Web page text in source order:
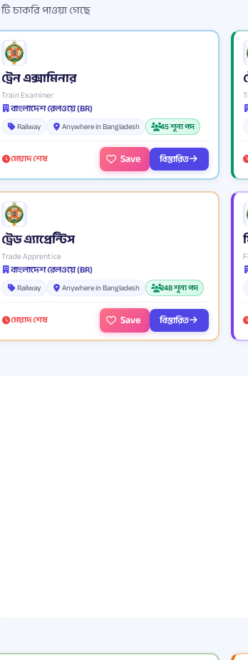
টি চাকরি পাওয়া গেছে
ট্রেন এক্সামিনার
Train Examiner
বাংলাদেশ রেলওয়ে (BR)
Railway Anywhere in Bangladesh 45 শূন্য পদ
মেয়াদ শেষ Save বিস্তারিত
ট্রেড এ্যাপ্রেন্টিস
Trade Apprentice
বাংলাদেশ রেলওয়ে (BR)
Railway Anywhere in Bangladesh 248 শূন্য পদ
মেয়াদ শেষ Save বিস্তারিত